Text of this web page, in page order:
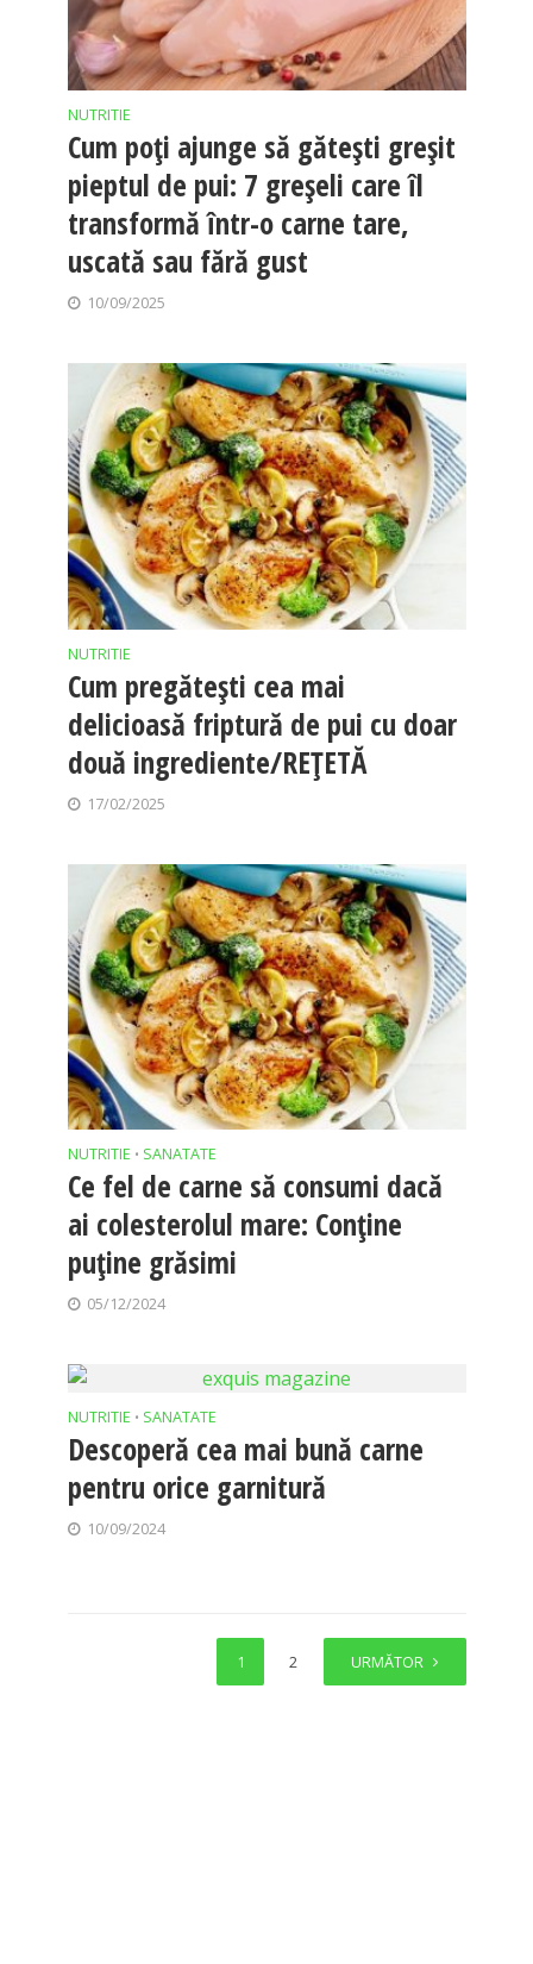
NUTRITIE
Cum poți ajunge să gătești greșit
pieptul de pui: 7 greșeli care îl
transformă într-o carne tare,
uscată sau fără gust
10/09/2025
NUTRITIE
Cum pregătești cea mai
delicioasă friptură de pui cu doar
două ingrediente/REȚETĂ
17/02/2025
NUTRITIE • SANATATE
Ce fel de carne să consumi dacă
ai colesterolul mare: Conține
puține grăsimi
05/12/2024
NUTRITIE • SANATATE
Descoperă cea mai bună carne
pentru orice garnitură
10/09/2024
1 2 URMĂTOR